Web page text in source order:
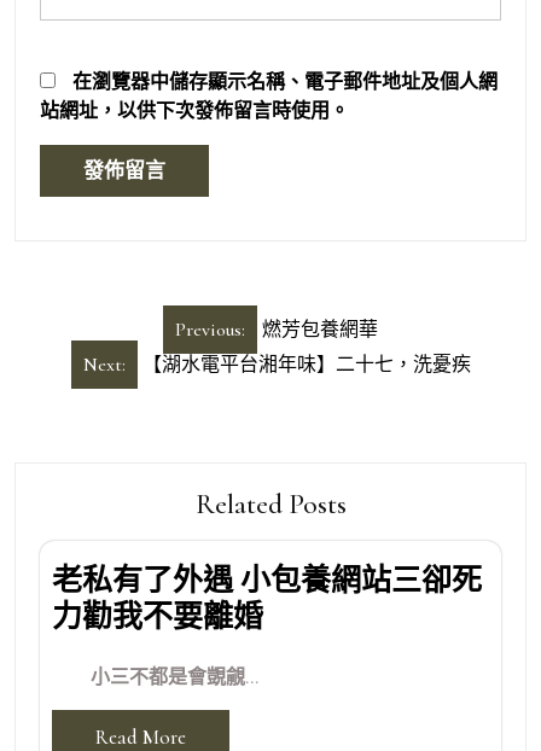
在瀏覽器中儲存顯示名稱、電子郵件地址及個人網
站網址，以供下次發佈留言時使用。
Previous:
燃芳包養網華
Next:
【湖水電平台湘年味】二十七，洗憂疾
Related Posts
老私有了外遇 小包養網站三卻死
力勸我不要離婚
小三不都是會覬覦...
Read More